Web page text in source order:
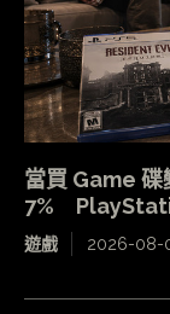
當買 Game
7%
遊戲 2026-08-